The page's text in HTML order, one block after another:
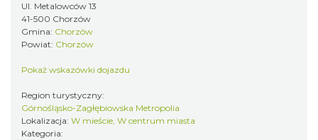
Ul. Metalowców 13
41-500 Chorzów
Gmina: Chorzów
Powiat: Chorzów
Pokaż wskazówki dojazdu
Region turystyczny:
Górnośląsko-Zagłębiowska Metropolia
Lokalizacja: W mieście, W centrum miasta
Kategoria: